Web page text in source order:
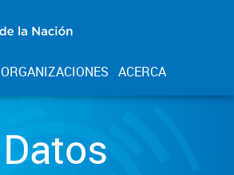
ORGANIZACIONES ACERCA
Datos